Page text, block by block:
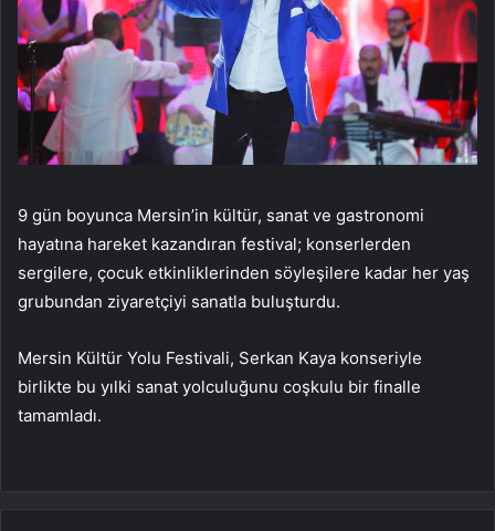
9 gün boyunca Mersin’in kültür, sanat ve gastronomi
hayatına hareket kazandıran festival; konserlerden
sergilere, çocuk etkinliklerinden söyleşilere kadar her yaş
grubundan ziyaretçiyi sanatla buluşturdu.
Mersin Kültür Yolu Festivali, Serkan Kaya konseriyle
birlikte bu yılki sanat yolculuğunu coşkulu bir finalle
tamamladı.